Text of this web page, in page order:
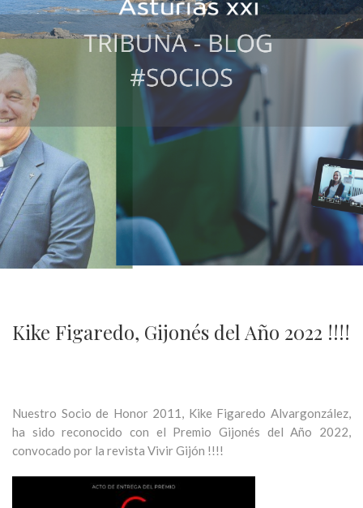
Kike Figaredo, Gijonés del Año 2022 !!!!
Nuestro Socio de Honor 2011, Kike Figaredo Alvargonzález,
ha sido reconocido con el Premio Gijonés del Año 2022,
convocado por la revista Vivir Gijón !!!!